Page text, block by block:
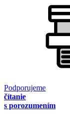
Podporujeme
čítanie
s porozumením